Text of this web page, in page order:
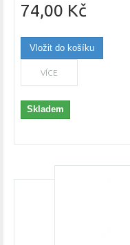
74,00 Kč
Vložit do košíku
VÍCE
Skladem